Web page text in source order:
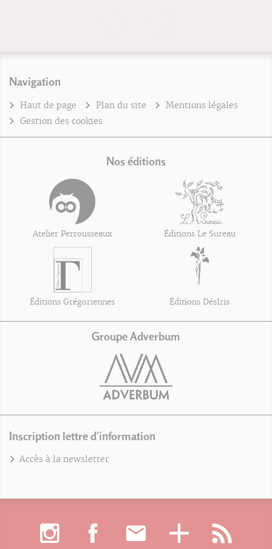
Navigation
Haut de page Plan du site
Mentions légales
Gestion des cookies
Nos éditions
Atelier Perrousseaux Éditions Le Sureau
Éditions Grégoriennes Éditions DésIris
Groupe Adverbum
Inscription lettre d'information
Accès à la newsletter